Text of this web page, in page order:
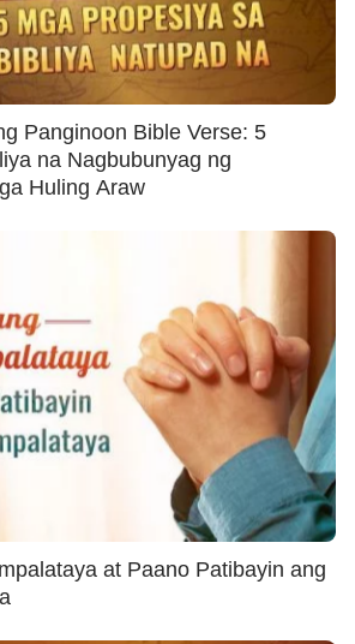
Panginoon Bible Verse: 5
na Nagbubunyag ng
Huling Araw
at Paano Patibayin ang